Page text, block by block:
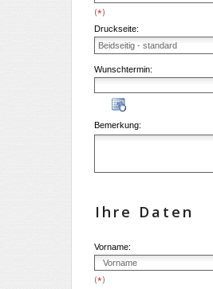
(*)
Druckseite:
Wunschtermin:
Bemerkung:
Ihre Daten
Vorname:
(*)